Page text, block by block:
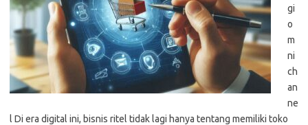
gi
o
m
ni
ch
an
ne
l Di era digital ini, bisnis ritel tidak lagi hanya tentang memiliki toko